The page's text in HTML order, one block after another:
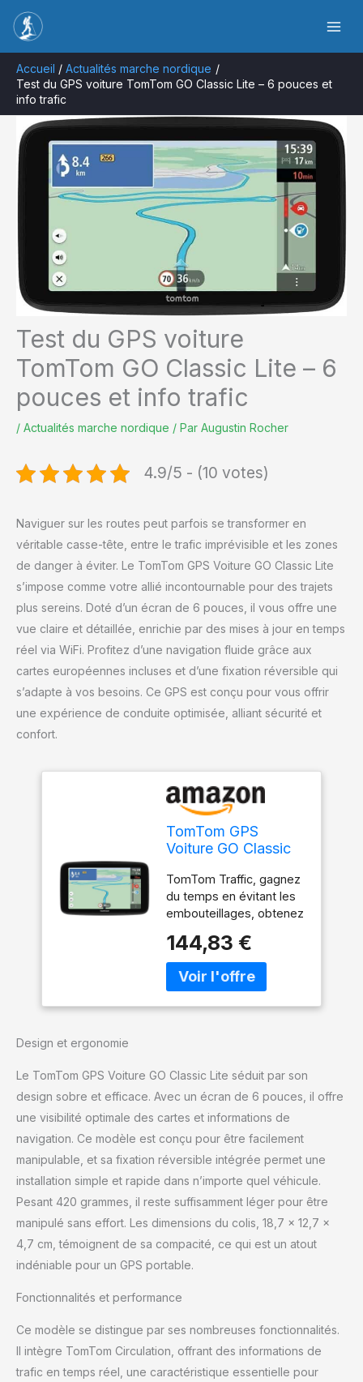
contenu
Accueil
Actualités marche nordique
Test du GPS voiture TomTom GO Classic Lite – 6 pouces et
info trafic
Test du GPS voiture
TomTom GO Classic Lite – 6
pouces et info trafic
/ Actualités marche nordique / Par Augustin Rocher
4.9/5 - (10 votes)
Naviguer sur les routes peut parfois se transformer en
véritable casse-tête, entre le trafic imprévisible et les zones
de danger à éviter. Le TomTom GPS Voiture GO Classic Lite
s’impose comme votre allié incontournable pour des trajets
plus sereins. Doté d’un écran de 6 pouces, il vous offre une
vue claire et détaillée, enrichie par des mises à jour en temps
réel via WiFi. Profitez d’une navigation fluide grâce aux
cartes européennes incluses et d’une fixation réversible qui
s’adapte à vos besoins. Ce GPS est conçu pour vous offrir
une expérience de conduite optimisée, alliant sécurité et
confort.
TomTom GPS
Voiture GO Classic
Trafic, Essai des
Alertes de Zones de
Danger, Cartes EU,
Mise à Jour Inclus
Via WiFi, Fixation
Reversible Intégrée)
TomTom Traffic, gagnez
du temps en évitant les
embouteillages, obtenez
réel et arrivez à l'heure
grâce à des heures
d'arrivée estimées
dernières infos trafic
grâce aux mises à jour
mensuelles des cartes
pour éviter les
mauvaises surprises.
Naviguez facilement en
tenant compte des
routes fermées et autres
désagréments. Écran
clair et réactif, profitez
d'un écran tactile
capacitif 6" pouces
résolution d'écran
supérieure à celle des
générations
précédentes. Ne
manquez jamais un
144,83 €
Design et ergonomie
Le TomTom GPS Voiture GO Classic Lite séduit par son
design sobre et efficace. Avec un écran de 6 pouces, il offre
une visibilité optimale des cartes et informations de
navigation. Ce modèle est conçu pour être facilement
manipulable, et sa fixation réversible intégrée permet une
installation simple et rapide dans n’importe quel véhicule.
Pesant 420 grammes, il reste suffisamment léger pour être
manipulé sans effort. Les dimensions du colis, 18,7 x 12,7 x
4,7 cm, témoignent de sa compacité, ce qui est un atout
indéniable pour un GPS portable.
Fonctionnalités et performance
Ce modèle se distingue par ses nombreuses fonctionnalités.
Il intègre TomTom Circulation, offrant des informations de
trafic en temps réel, une caractéristique essentielle pour
Rechercher